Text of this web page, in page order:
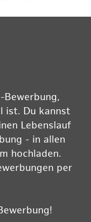
Bewerbung,
ist. Du kannst
Lebenslauf
- in allen
hochladen.
per